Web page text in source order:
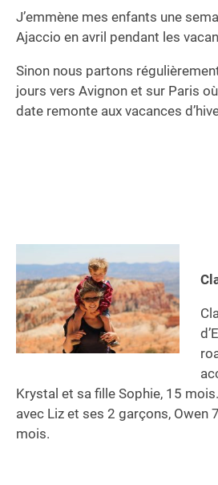
J’emmène mes enfants une
Ajaccio en avril pendant les
Sinon nous partons
jours vers Avignon et sur Paris
date remonte aux vacances
Krystal et sa fille Sophie, 15
avec Liz et ses 2 garçons, Owen
mois.